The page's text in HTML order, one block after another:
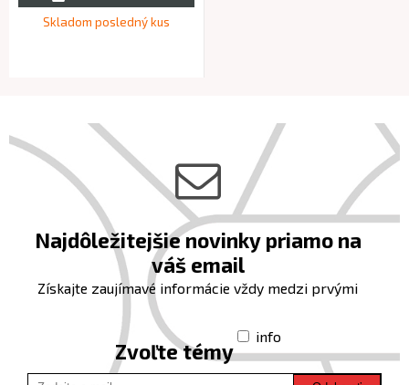
Skladom posledný kus
Najdôležitejšie novinky priamo na
váš email
Získajte zaujímavé informácie vždy medzi prvými
Zvoľte témy
info